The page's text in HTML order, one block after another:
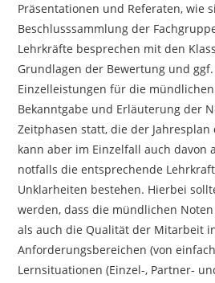
Präsentationen und Referaten, wie
Beschlusssammlung der
Lehrkräfte besprechen mit den
Grundlagen der Bewertung und
Einzelleistungen für die
Bekanntgabe und Erläuterung der
Zeitphasen statt, die der Jahresplan
kann aber im Einzelfall auch davon
notfalls die entsprechende
Unklarheiten bestehen. Hierbei
werden, dass die mündlichen
als auch die Qualität der Mitarbeit
Anforderungsbereichen (von
Lernsituationen (Einzel-, Partner-